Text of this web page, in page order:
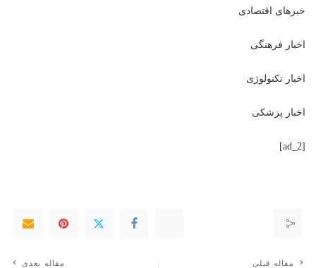
خبرهای اقتصادی
اخبار فرهنگی
اخبار تکنولوژی
اخبار پزشکی
[ad_2]
مقاله قبلی مقاله بعدی